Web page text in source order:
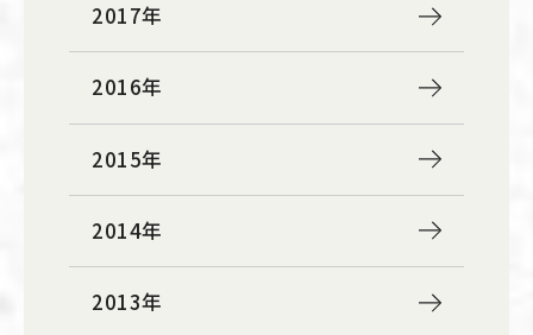
2017年
2016年
2015年
2014年
2013年